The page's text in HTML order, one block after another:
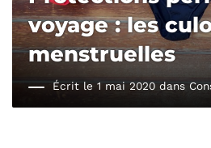
voyage : les
menstruelles
Écrit le 1 mai 2020 dans